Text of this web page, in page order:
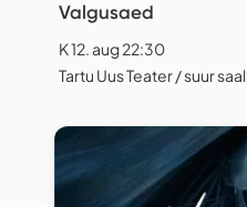
Valgusaed
K 12. aug 22:30
Tartu Uus Teater / suur saal